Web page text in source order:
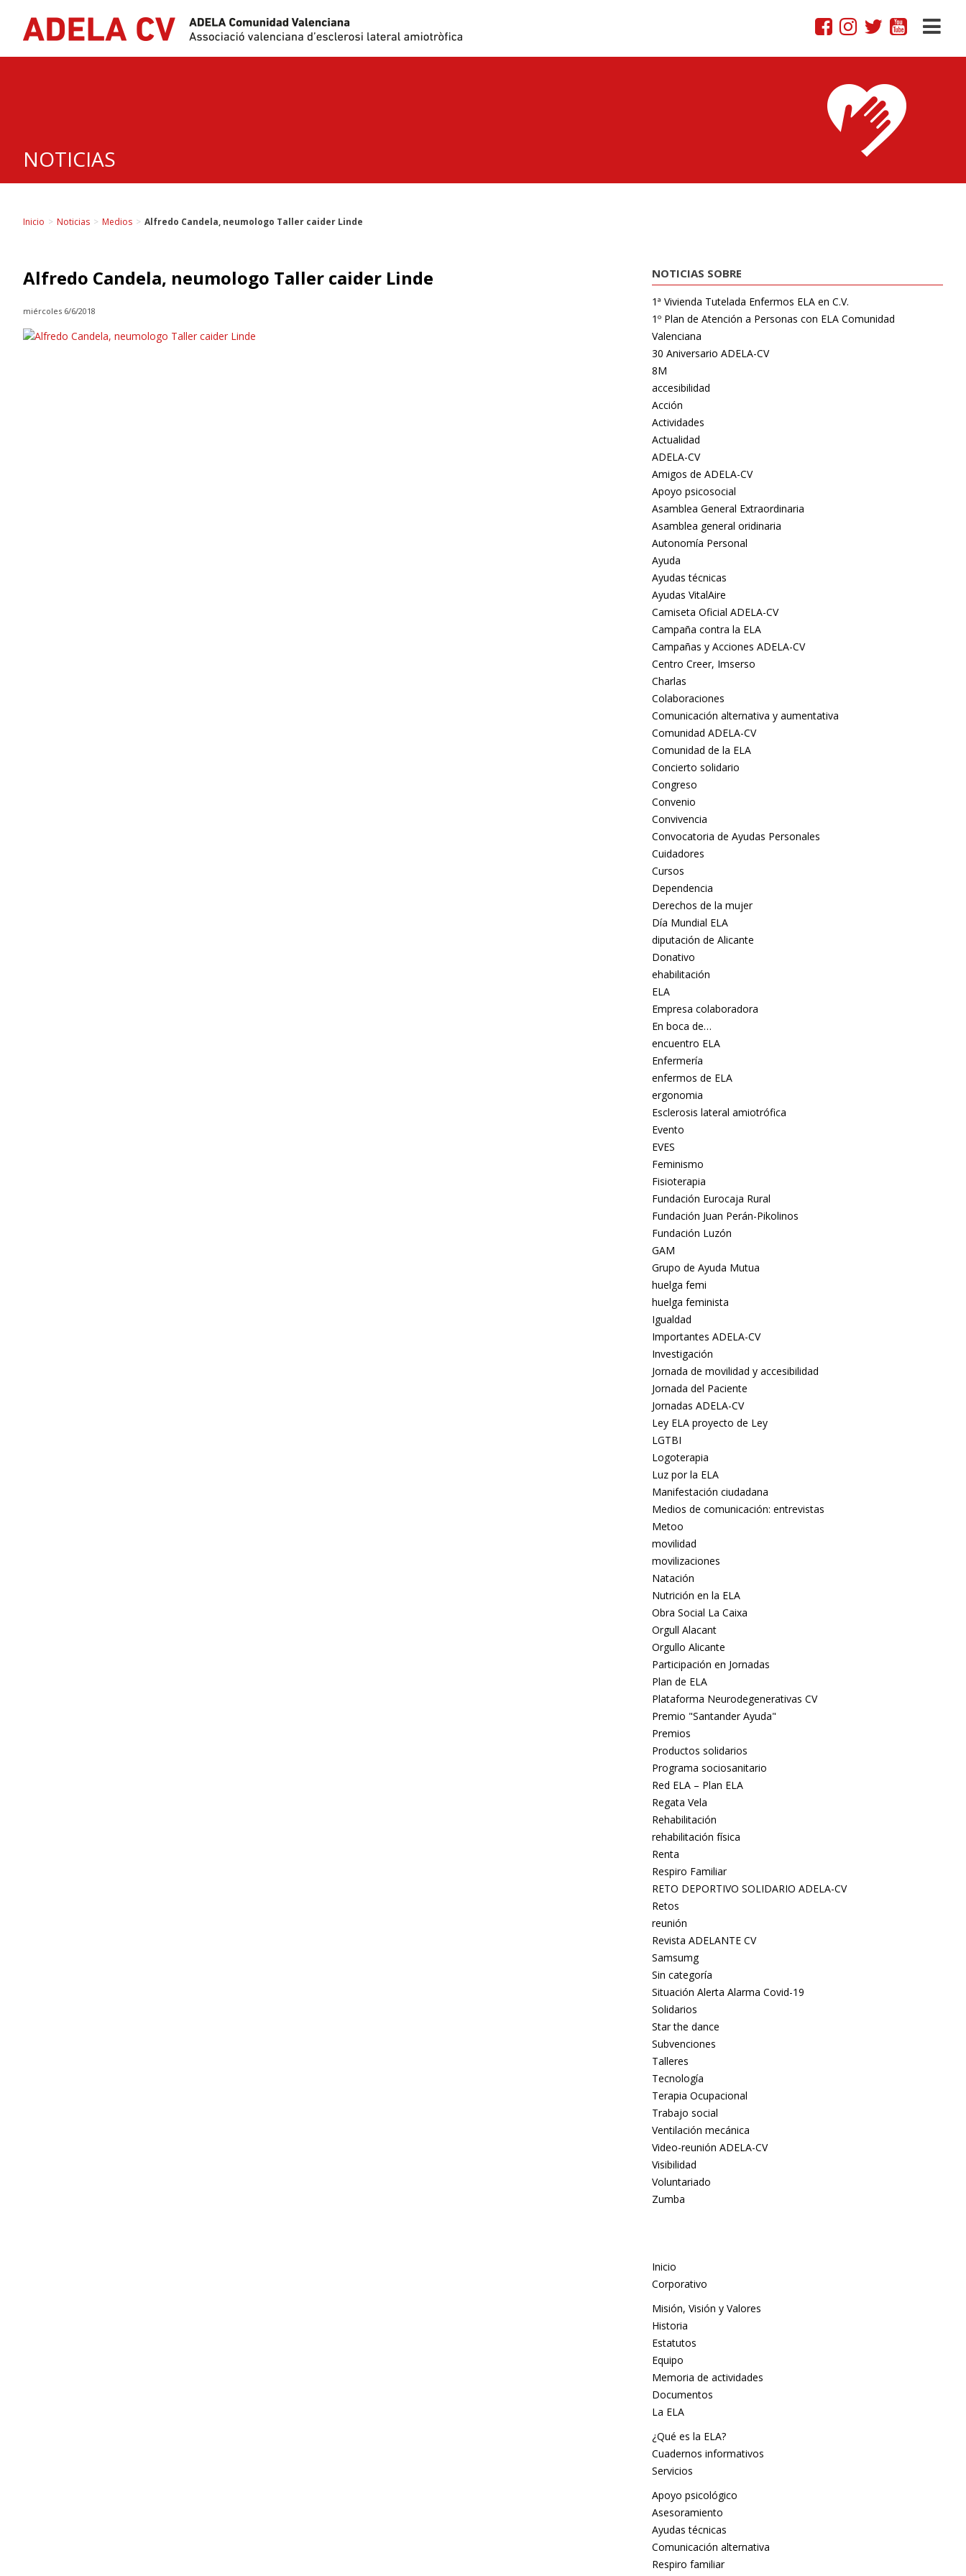
NOTICIAS
Inicio > Noticias > Medios > Alfredo Candela, neumologo Taller caider Linde
Alfredo Candela, neumologo Taller caider Linde
miércoles 6/6/2018
NOTICIAS SOBRE
1ª Vivienda Tutelada Enfermos ELA en C.V.
1º Plan de Atención a Personas con ELA Comunidad
Valenciana
30 Aniversario ADELA-CV
8M
accesibilidad
Acción
Actividades
Actualidad
ADELA-CV
Amigos de ADELA-CV
Apoyo psicosocial
Asamblea General Extraordinaria
Asamblea general oridinaria
Autonomía Personal
Ayuda
Ayudas técnicas
Ayudas VitalAire
Camiseta Oficial ADELA-CV
Campaña contra la ELA
Campañas y Acciones ADELA-CV
Centro Creer, Imserso
Charlas
Colaboraciones
Comunicación alternativa y aumentativa
Comunidad ADELA-CV
Comunidad de la ELA
Concierto solidario
Congreso
Convenio
Convivencia
Convocatoria de Ayudas Personales
Cuidadores
Cursos
Dependencia
Derechos de la mujer
Día Mundial ELA
diputación de Alicante
Donativo
ehabilitación
ELA
Empresa colaboradora
En boca de…
encuentro ELA
Enfermería
enfermos de ELA
ergonomia
Esclerosis lateral amiotrófica
Evento
EVES
Feminismo
Fisioterapia
Fundación Eurocaja Rural
Fundación Juan Perán-Pikolinos
Fundación Luzón
GAM
Grupo de Ayuda Mutua
huelga femi
huelga feminista
Igualdad
Importantes ADELA-CV
Investigación
Jornada de movilidad y accesibilidad
Jornada del Paciente
Jornadas ADELA-CV
Ley ELA proyecto de Ley
LGTBI
Logoterapia
Luz por la ELA
Manifestación ciudadana
Medios de comunicación: entrevistas
Metoo
movilidad
movilizaciones
Natación
Nutrición en la ELA
Obra Social La Caixa
Orgull Alacant
Orgullo Alicante
Participación en Jornadas
Plan de ELA
Plataforma Neurodegenerativas CV
Premio "Santander Ayuda"
Premios
Productos solidarios
Programa sociosanitario
Red ELA – Plan ELA
Regata Vela
Rehabilitación
rehabilitación física
Renta
Respiro Familiar
RETO DEPORTIVO SOLIDARIO ADELA-CV
Retos
reunión
Revista ADELANTE CV
Samsumg
Sin categoría
Situación Alerta Alarma Covid-19
Solidarios
Star the dance
Subvenciones
Talleres
Tecnología
Terapia Ocupacional
Trabajo social
Ventilación mecánica
Video-reunión ADELA-CV
Visibilidad
Voluntariado
Zumba
Inicio
Corporativo
Misión, Visión y Valores
Historia
Estatutos
Equipo
Memoria de actividades
Documentos
La ELA
¿Qué es la ELA?
Cuadernos informativos
Servicios
Apoyo psicológico
Asesoramiento
Ayudas técnicas
Comunicación alternativa
Respiro familiar